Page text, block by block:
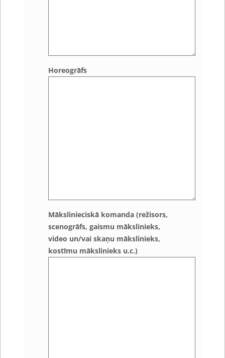
Horeogrāfs
Mākslinieciskā komanda (režisors,
scenogrāfs, gaismu mākslinieks,
video un/vai skaņu mākslinieks,
kostīmu mākslinieks u.c.)